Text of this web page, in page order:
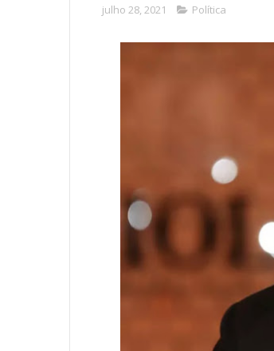
julho 28, 2021 Política